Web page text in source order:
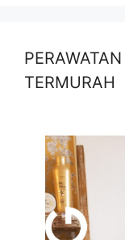
TERMURAH